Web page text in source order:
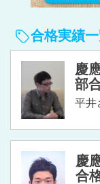
合格実績
慶
部
平
慶
合